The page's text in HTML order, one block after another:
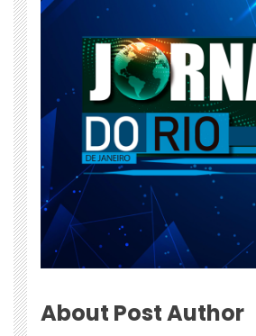
About Post Author